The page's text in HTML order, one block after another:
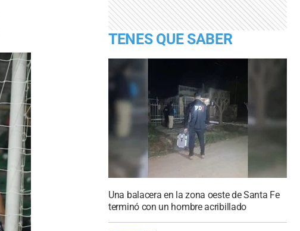
TENES QUE SABER
Una balacera en la zona oeste de Santa Fe
terminó con un hombre acribillado